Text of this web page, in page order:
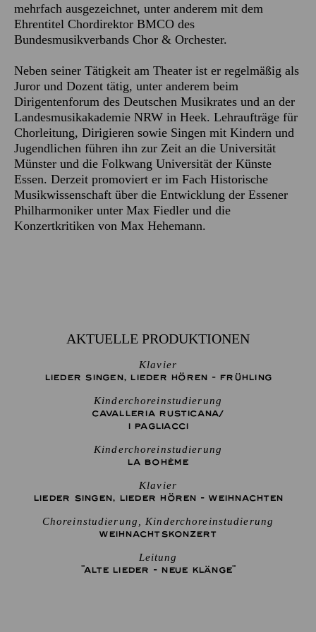
mehrfach ausgezeichnet, unter anderem mit dem
Ehrentitel Chordirektor BMCO des
Bundesmusikverbands Chor & Orchester.
Neben seiner Tätigkeit am Theater ist er regelmäßig als
Juror und Dozent tätig, unter anderem beim
Dirigentenforum des Deutschen Musikrates und an der
Landesmusikakademie NRW in Heek. Lehraufträge für
Chorleitung, Dirigieren sowie Singen mit Kindern und
Jugendlichen führen ihn zur Zeit an die Universität
Münster und die Folkwang Universität der Künste
Essen. Derzeit promoviert er im Fach Historische
Musikwissenschaft über die Entwicklung der Essener
Philharmoniker unter Max Fiedler und die
Konzertkritiken von Max Hehemann.
AKTUELLE PRODUKTIONEN
Klavier
LIEDER SINGEN, LIEDER HÖREN - FRÜHLING
Kinderchoreinstudierung
CAVALLERIA RUSTICANA/
I PAGLIACCI
Kinderchoreinstudierung
LA BOHÈME
Klavier
LIEDER SINGEN, LIEDER HÖREN - WEIHNACHTEN
Choreinstudierung, Kinderchoreinstudierung
WEIHNACHTS­KONZERT
Leitung
"ALTE LIEDER - NEUE KLÄNGE"